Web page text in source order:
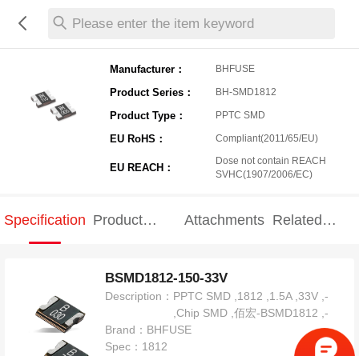
Please enter the item keyword
Manufacturer： BHFUSE
Product Series： BH-SMD1812
Product Type： PPTC SMD
EU RoHS： Compliant(2011/65/EU)
EU REACH：
Dose not contain REACH
SVHC(1907/2006/EC)
Specification Product
Attachments Related
BSMD1812-150-33V
Description： PPTC SMD ,1812 ,1.5A ,33V ,-
,Chip SMD ,佰宏-BSMD1812 ,-
Brand： BHFUSE
Spec： 1812